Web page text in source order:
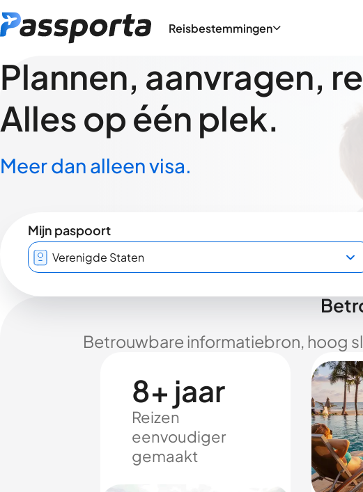
Reisbestemmingen
Plannen, aanvragen,
Alles op één plek.
Meer dan alleen visa.
Mijn paspoort
Betrouwbare informatiebron, hoog
8+ jaar
Reizen
eenvoudiger
gemaakt